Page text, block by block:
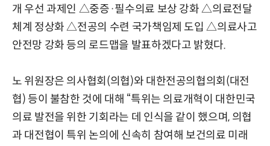
개 우선 과제인 △중증·필수의료 보상 강화 △의료전달
체계 정상화 △전공의 수련 국가책임제 도입 △의료사고
안전망 강화 등의 로드맵을 발표하겠다고 밝혔다.
노 위원장은 의사협회(의협)와 대한전공의협의회(대전
협) 등이 불참한 것에 대해 “특위는 의료개혁이 대한민국
의료 발전을 위한 기회라는 데 인식을 같이 했으며, 의협
과 대전협이 특위 논의에 신속히 참여해 보건의료 미래